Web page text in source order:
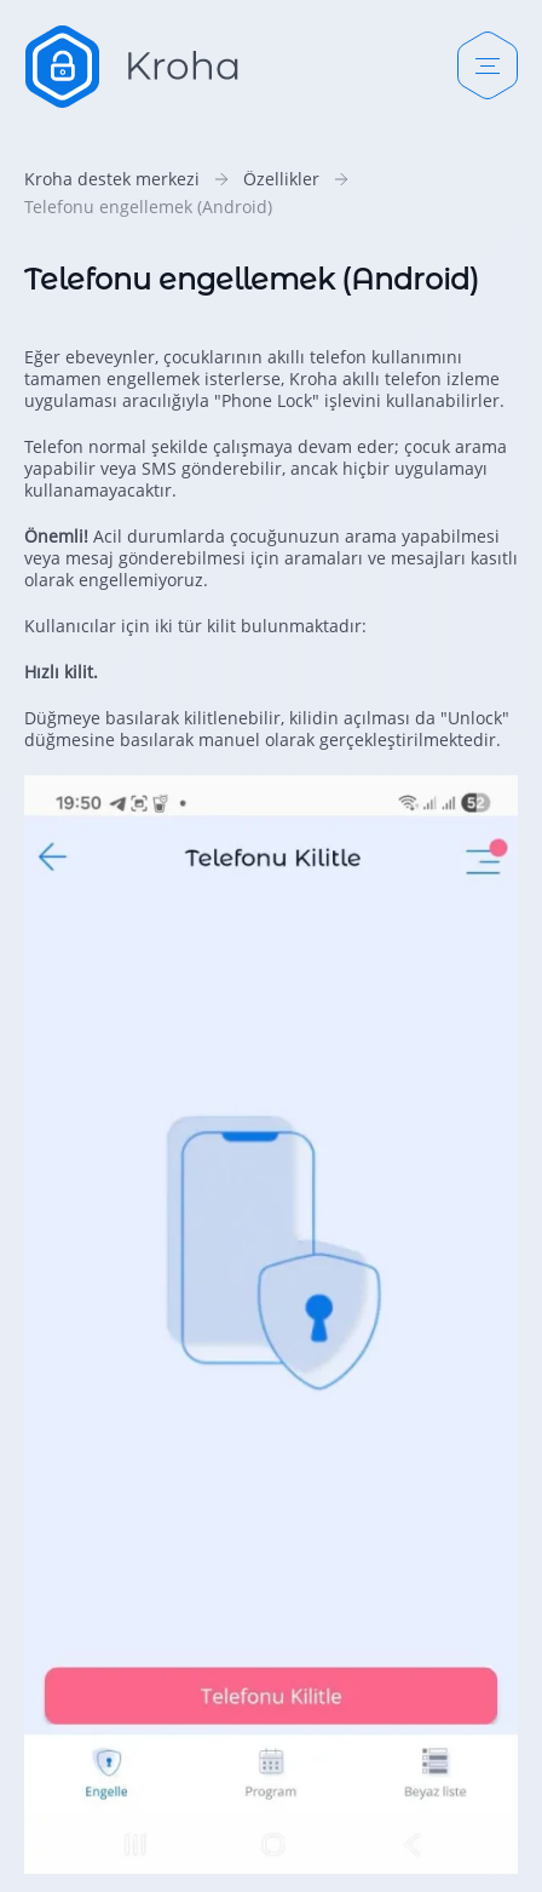
Kroha destek merkezi
Özellikler
Telefonu engellemek (Android)
Telefonu engellemek (Android)
Eğer ebeveynler, çocuklarının akıllı telefon kullanımını
tamamen engellemek isterlerse, Kroha akıllı telefon izleme
uygulaması aracılığıyla "Phone Lock" işlevini kullanabilirler.
Telefon normal şekilde çalışmaya devam eder; çocuk arama
yapabilir veya SMS gönderebilir, ancak hiçbir uygulamayı
kullanamayacaktır.
Önemli! Acil durumlarda çocuğunuzun arama yapabilmesi
veya mesaj gönderebilmesi için aramaları ve mesajları kasıtlı
olarak engellemiyoruz.
Kullanıcılar için iki tür kilit bulunmaktadır:
Hızlı kilit.
Düğmeye basılarak kilitlenebilir, kilidin açılması da "Unlock"
düğmesine basılarak manuel olarak gerçekleştirilmektedir.